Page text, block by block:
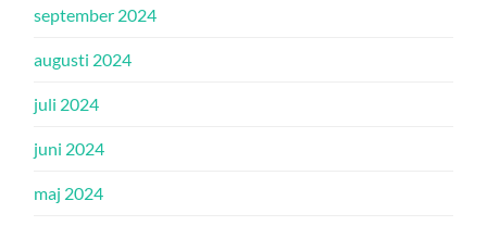
september 2024
augusti 2024
juli 2024
juni 2024
maj 2024